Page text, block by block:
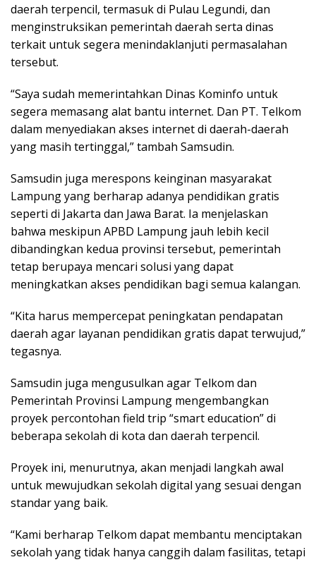
daerah terpencil, termasuk di Pulau Legundi, dan
menginstruksikan pemerintah daerah serta dinas
terkait untuk segera menindaklanjuti permasalahan
tersebut.
“Saya sudah memerintahkan Dinas Kominfo untuk
segera memasang alat bantu internet. Dan PT. Telkom
dalam menyediakan akses internet di daerah-daerah
yang masih tertinggal,” tambah Samsudin.
Samsudin juga merespons keinginan masyarakat
Lampung yang berharap adanya pendidikan gratis
seperti di Jakarta dan Jawa Barat. Ia menjelaskan
bahwa meskipun APBD Lampung jauh lebih kecil
dibandingkan kedua provinsi tersebut, pemerintah
tetap berupaya mencari solusi yang dapat
meningkatkan akses pendidikan bagi semua kalangan.
“Kita harus mempercepat peningkatan pendapatan
daerah agar layanan pendidikan gratis dapat terwujud,”
tegasnya.
Samsudin juga mengusulkan agar Telkom dan
Pemerintah Provinsi Lampung mengembangkan
proyek percontohan field trip “smart education” di
beberapa sekolah di kota dan daerah terpencil.
Proyek ini, menurutnya, akan menjadi langkah awal
untuk mewujudkan sekolah digital yang sesuai dengan
standar yang baik.
“Kami berharap Telkom dapat membantu menciptakan
sekolah yang tidak hanya canggih dalam fasilitas, tetapi